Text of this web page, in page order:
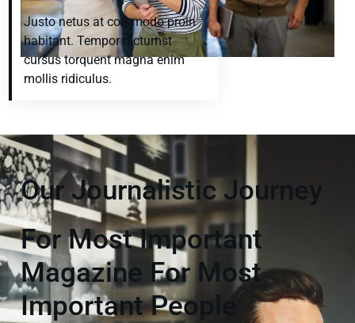
Justo netus at commodo proin
habitant. Tempor dictumst
cursus torquent magna enim
mollis ridiculus.
Our Journalistic Journey
For Most Important
Magazine For Most
Important People